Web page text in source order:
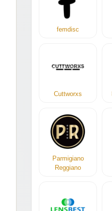
femdisc
Cuttworxs
Parmigiano
Reggiano